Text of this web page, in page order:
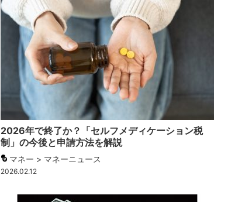
2026年で終了か？「セルフメディケーション税
制」の今後と申請方法を解説
マネー > マネーニュース
2026.02.12